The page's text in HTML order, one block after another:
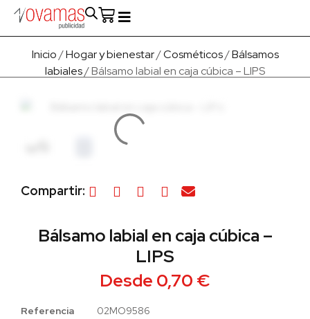
Inicio/Hogar y bienestar/Cosméticos/Bálsamos
labiales/ Bálsamo labial en caja cúbica – LIPS
Bálsamo labial en caja cúbica –
LIPS
Desde 0,70 €
Referencia
02MO9586
Compartir: